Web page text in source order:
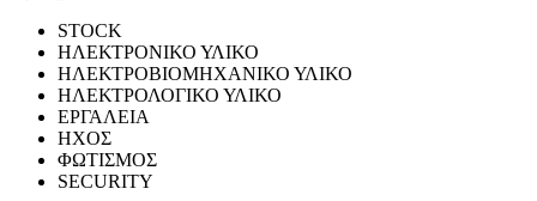
STOCK
ΗΛΕΚΤΡΟΝΙΚΟ ΥΛΙΚΟ
ΗΛΕΚΤΡΟΒΙΟΜΗΧΑΝΙΚΟ ΥΛΙΚΟ
ΗΛΕΚΤΡΟΛΟΓΙΚΟ ΥΛΙΚΟ
ΕΡΓΑΛΕΙΑ
ΗΧΟΣ
ΦΩΤΙΣΜΟΣ
SECURITY